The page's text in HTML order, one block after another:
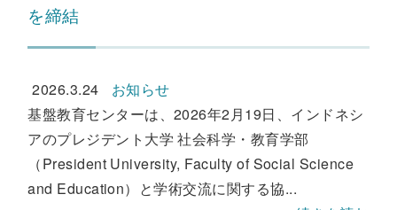
を締結
2026.3.24
お知らせ
基盤教育センターは、2026年2月19日、インドネシ
アのプレジデント大学 社会科学・教育学部
（President University, Faculty of Social Science
and Education）と学術交流に関する協...